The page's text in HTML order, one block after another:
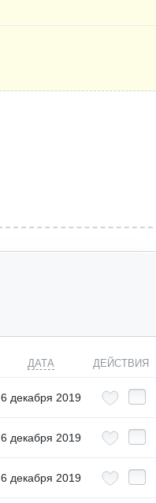
ДАТА ДЕЙСТВИЯ
6 декабря 2019
6 декабря 2019
6 декабря 2019